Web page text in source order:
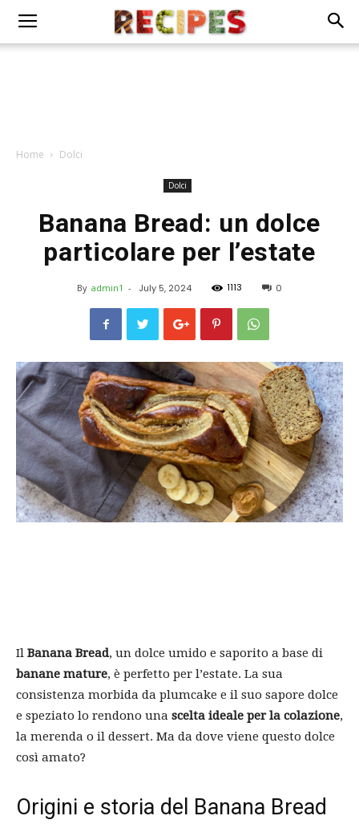
Home Dolci
Dolci
Banana Bread: un dolce
particolare per l’estate
By admin1 - July 5, 2024 1113 0
Il Banana Bread, un dolce umido e saporito a base di
banane mature, è perfetto per l’estate. La sua
consistenza morbida da plumcake e il suo sapore dolce
e speziato lo rendono una scelta ideale per la colazione,
la merenda o il dessert. Ma da dove viene questo dolce
così amato?
Origini e storia del Banana Bread